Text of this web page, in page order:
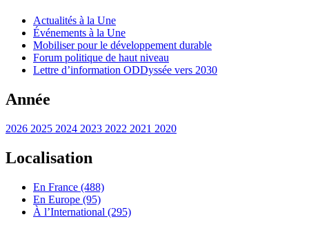
Actualités à la Une
Événements à la Une
Mobiliser pour le développement durable
Forum politique de haut niveau
Lettre d’information ODDyssée vers 2030
Année
2026 2025 2024 2023 2022 2021 2020
Localisation
En France (488)
En Europe (95)
À l’International (295)